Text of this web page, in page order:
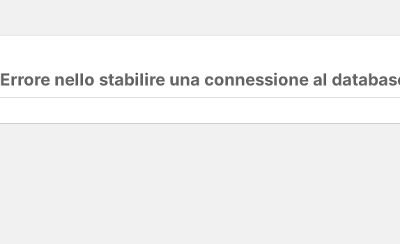
Errore nello stabilire una connessione al